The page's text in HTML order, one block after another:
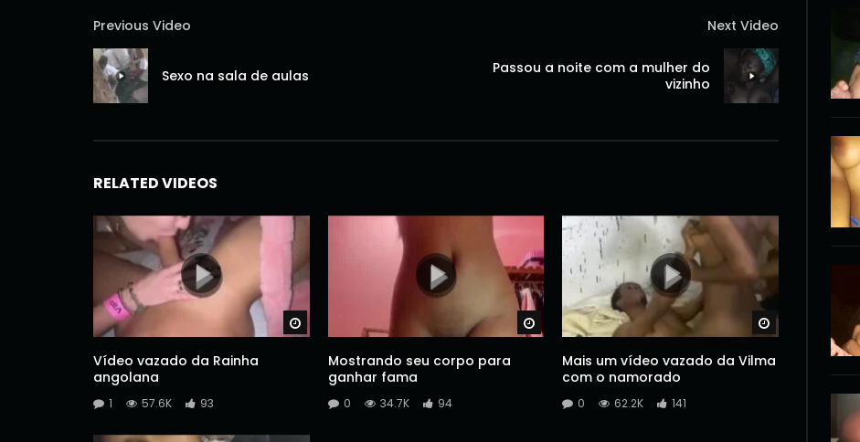
Previous Video
Sexo na sala de aulas
Next Video
Passou a noite com a mulher do
vizinho
RELATED VIDEOS
Vídeo vazado da Rainha
angolana
1 57.6K 93
Watch Later
Mostrando seu corpo para
ganhar fama
0 34.7K 94
Watch Later
Mais um vídeo vazado da Vilma
com o namorado
0 62.2K 141